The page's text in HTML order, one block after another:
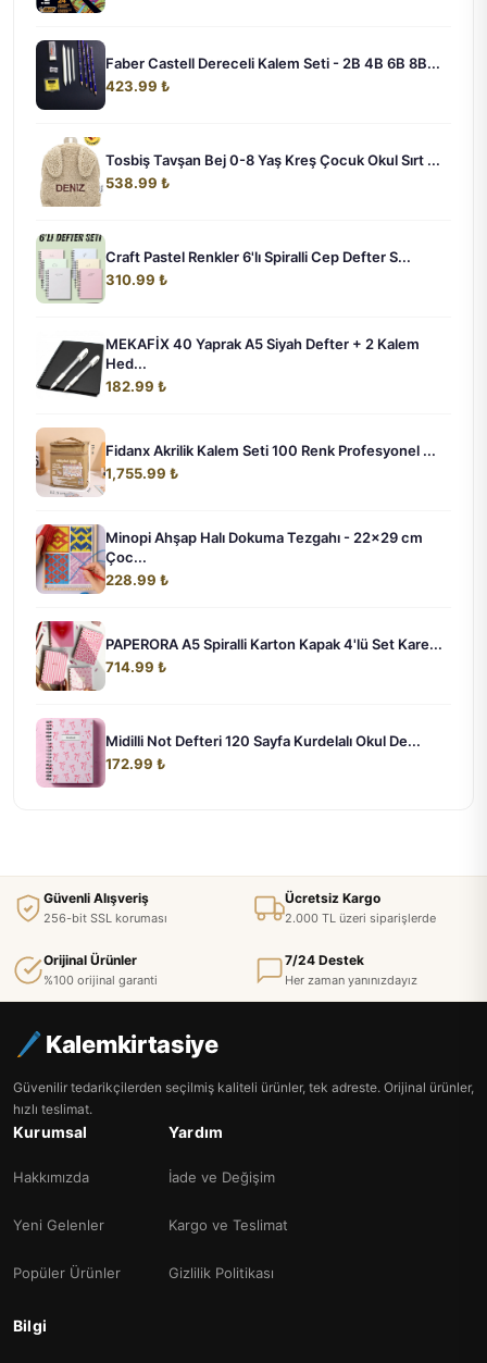
Faber Castell Dereceli Kalem Seti - 2B 4B 6B 8B...
423.99 ₺
Tosbiş Tavşan Bej 0-8 Yaş Kreş Çocuk Okul Sırt ...
538.99 ₺
Craft Pastel Renkler 6'lı Spiralli Cep Defter S...
310.99 ₺
MEKAFİX 40 Yaprak A5 Siyah Defter + 2 Kalem
Hed...
182.99 ₺
Fidanx Akrilik Kalem Seti 100 Renk Profesyonel ...
1,755.99 ₺
Minopi Ahşap Halı Dokuma Tezgahı - 22x29 cm
Çoc...
228.99 ₺
PAPERORA A5 Spiralli Karton Kapak 4'lü Set Kare...
714.99 ₺
Midilli Not Defteri 120 Sayfa Kurdelalı Okul De...
172.99 ₺
Güvenli Alışveriş
256-bit SSL koruması
Ücretsiz Kargo
2.000 TL üzeri siparişlerde
Orijinal Ürünler
%100 orijinal garanti
7/24 Destek
Her zaman yanınızdayız
Kalemkirtasiye
Güvenilir tedarikçilerden seçilmiş kaliteli ürünler, tek adreste. Orijinal ürünler,
hızlı teslimat.
Kurumsal
Hakkımızda
Yeni Gelenler
Popüler Ürünler
Yardım
İade ve Değişim
Kargo ve Teslimat
Gizlilik Politikası
Bilgi